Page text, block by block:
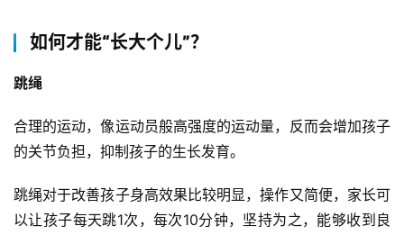
如何才能“长大个儿”？
跳绳
合理的运动，像运动员般高强度的运动量，反而会增加孩子
的关节负担，抑制孩子的生长发育。
跳绳对于改善孩子身高效果比较明显，操作又简便，家长可
以让孩子每天跳1次，每次10分钟，坚持为之，能够收到良